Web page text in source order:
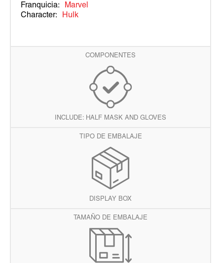
COMPONENTES
INCLUDE: HALF MASK AND GLOVES
TIPO DE EMBALAJE
DISPLAY BOX
TAMAÑO DE EMBALAJE
Franquicia:
Marvel
Character:
Hulk